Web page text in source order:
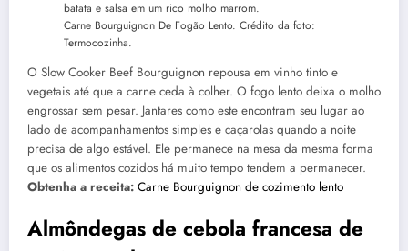
Carne Bourguignon De Fogão Lento. Crédito da foto:
Termocozinha.
O Slow Cooker Beef Bourguignon repousa em vinho tinto e
vegetais até que a carne ceda à colher. O fogo lento deixa o molho
engrossar sem pesar. Jantares como este encontram seu lugar ao
lado de acompanhamentos simples e caçarolas quando a noite
precisa de algo estável. Ele permanece na mesa da mesma forma
que os alimentos cozidos há muito tempo tendem a permanecer.
Obtenha a receita: Carne Bourguignon de cozimento lento
Almôndegas de cebola francesa de